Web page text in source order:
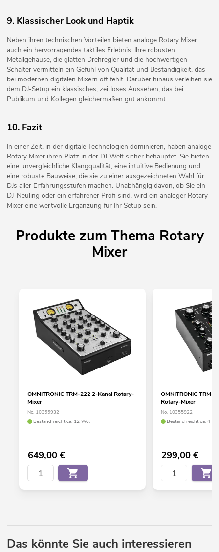
9. Klassischer Look und Haptik
Neben ihren technischen Vorteilen bieten analoge Rotary Mixer
auch ein hervorragendes taktiles Erlebnis. Ihre robusten
Metallgehäuse, die glatten Drehregler und die hochwertigen
Schalter vermitteln ein Gefühl von Qualität und Beständigkeit, das
bei modernen digitalen Mixern oft fehlt. Darüber hinaus verleihen sie
dem DJ-Setup ein klassisches, zeitloses Aussehen, das bei
Publikum und Kollegen gleichermaßen gut ankommt.
10. Fazit
In einer Zeit, in der digitale Technologien dominieren, haben analoge
Rotary Mixer ihren Platz in der DJ-Welt sicher behauptet. Sie bieten
eine unvergleichliche Klangqualität, eine intuitive Bedienung und
eine robuste Bauweise, die sie zu einer ausgezeichneten Wahl für
DJs aller Erfahrungsstufen machen. Unabhängig davon, ob Sie ein
DJ-Neuling oder ein erfahrener Profi sind, wird ein analoger Rotary
Mixer eine wertvolle Ergänzung für Ihr Setup sein.
Produkte zum Thema Rotary
Mixer
OMNITRONIC TRM-222 2-Kanal Rotary-
Mixer
No. 10355932
Bestand reicht ca. 12 Wo.
649,00€
OMNITRONIC TRM-
Rotary-Mixer
No. 10355922
Bestand reicht ca. 4
299,00€
Das könnte Sie auch interessieren